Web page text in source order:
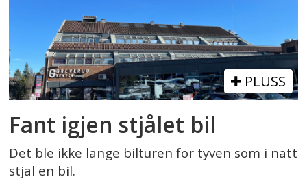
PLUSS
Fant igjen stjålet bil
Det ble ikke lange bilturen for tyven som i natt
stjal en bil.